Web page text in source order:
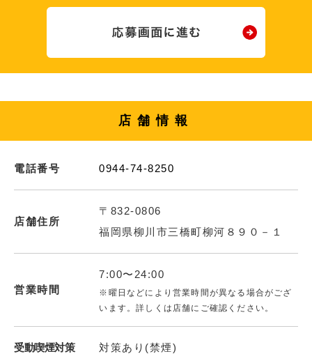
店舗情報
電話番号 0944-74-8250
店舗住所
〒832-0806
福岡県柳川市三橋町柳河８９０－１
営業時間
7:00〜24:00
※曜日などにより営業時間が異なる場合がござ
います。詳しくは店舗にご確認ください。
受動喫煙対策 対策あり(禁煙)